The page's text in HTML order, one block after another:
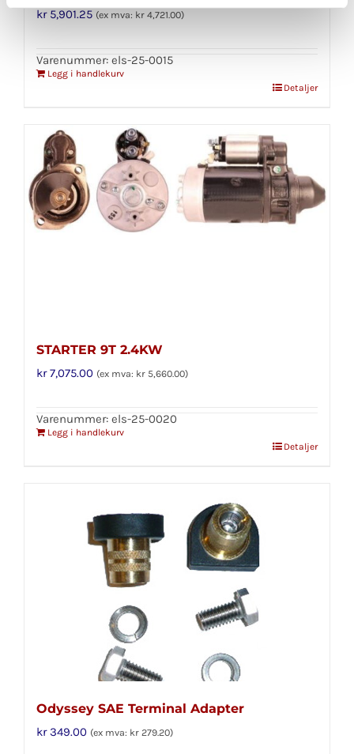
kr5,901.25 (ex mva: kr 4,721.00)
Varenummer: els-25-0015
Legg i handlekurv
Detaljer
STARTER 9T 2.4KW
kr7,075.00 (ex mva: kr 5,660.00)
Varenummer: els-25-0020
Legg i handlekurv
Detaljer
Odyssey SAE Terminal Adapter
kr349.00 (ex mva: kr 279.20)